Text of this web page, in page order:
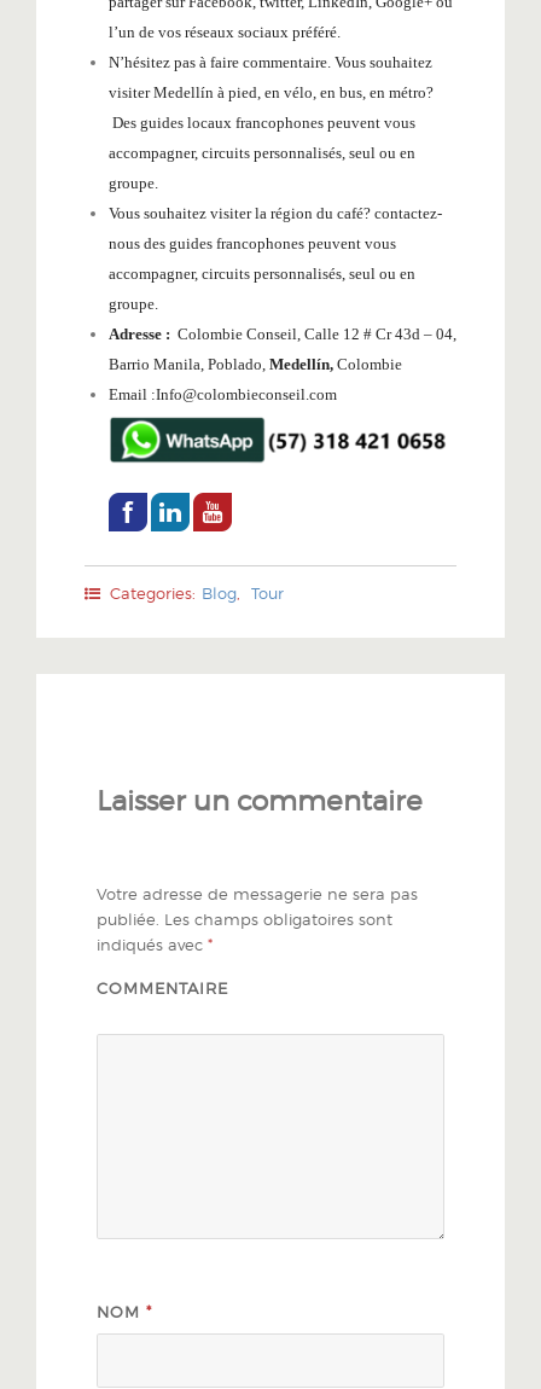
l’un de vos réseaux sociaux préféré.
N’hésitez pas à faire commentaire. Vous souhaitez
visiter Medellín à pied, en vélo, en bus, en métro?
Des guides locaux francophones peuvent vous
accompagner, circuits personnalisés, seul ou en
groupe.
Vous souhaitez visiter la région du café? contactez-
nous des guides francophones peuvent vous
accompagner, circuits personnalisés, seul ou en
groupe.
Adresse : Colombie Conseil, Calle 12 # Cr 43d – 04,
Barrio Manila, Poblado, Medellín, Colombie
Email :Info@colombieconseil.com
Categories: Blog Tour
Laisser un commentaire
Votre adresse de messagerie ne sera pas
publiée. Les champs obligatoires sont
indiqués avec *
COMMENTAIRE
NOM *